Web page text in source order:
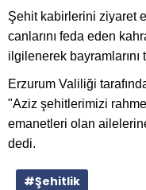
Şehit kabirlerini ziyaret
canlarını feda eden
ilgilenerek bayramlarını
Erzurum Valiliği
"Aziz şehitlerimizi
emanetleri olan
dedi.
#Şehitlik